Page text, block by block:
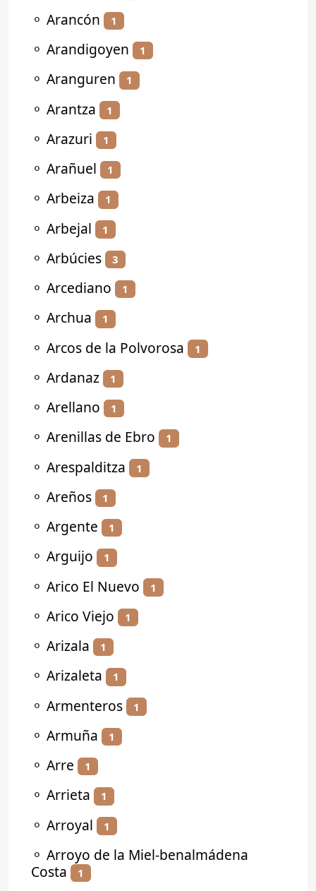
⚬ Arancón 1
⚬ Arandigoyen 1
⚬ Aranguren 1
⚬ Arantza 1
⚬ Arazuri 1
⚬ Arañuel 1
⚬ Arbeiza 1
⚬ Arbejal 1
⚬ Arbúcies 3
⚬ Arcediano 1
⚬ Archua 1
⚬ Arcos de la Polvorosa 1
⚬ Ardanaz 1
⚬ Arellano 1
⚬ Arenillas de Ebro 1
⚬ Arespalditza 1
⚬ Areños 1
⚬ Argente 1
⚬ Arguijo 1
⚬ Arico El Nuevo 1
⚬ Arico Viejo 1
⚬ Arizala 1
⚬ Arizaleta 1
⚬ Armenteros 1
⚬ Armuña 1
⚬ Arre 1
⚬ Arrieta 1
⚬ Arroyal 1
⚬ Arroyo de la Miel-benalmádena
Costa
1